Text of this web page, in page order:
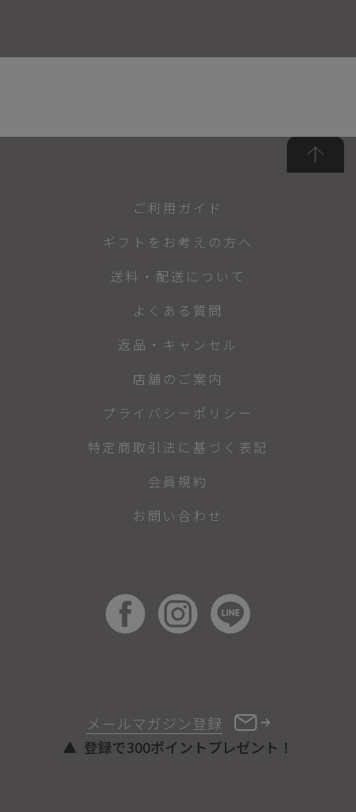
メールマガジン登録
登録で300ポイントプレゼント！
ご利用ガイド
ギフトをお考えの方へ
送料・配送について
よくある質問
返品・キャンセル
店舗のご案内
プライバシーポリシー
特定商取引法に基づく表記
会員規約
お問い合わせ